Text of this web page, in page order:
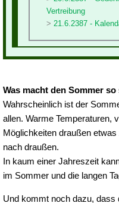
Vertreibung
21.6.2387 -
Was macht den Sommer
Wahrscheinlich ist der
allen. Warme Temperaturen,
Möglichkeiten draußen
nach draußen.
In kaum einer Jahreszeit
im Sommer und die langen
Und kommt noch dazu,